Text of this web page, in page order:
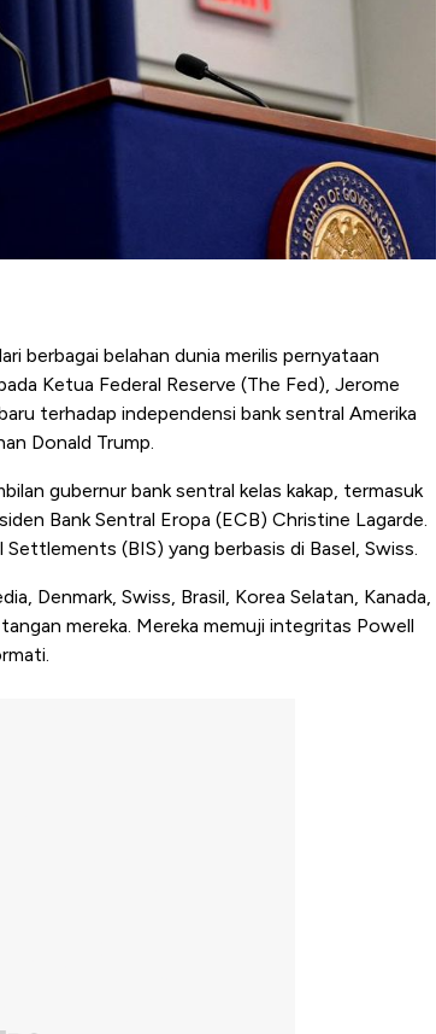
berbagai belahan dunia merilis pernyataan
Ketua Federal Reserve (The Fed), Jerome
terhadap independensi bank sentral Amerika
Donald Trump.
gubernur bank sentral kelas kakap, termasuk
Bank Sentral Eropa (ECB) Christine Lagarde.
(BIS) yang berbasis di Basel, Swiss.
Denmark, Swiss, Brasil, Korea Selatan, Kanada,
mereka. Mereka memuji integritas Powell